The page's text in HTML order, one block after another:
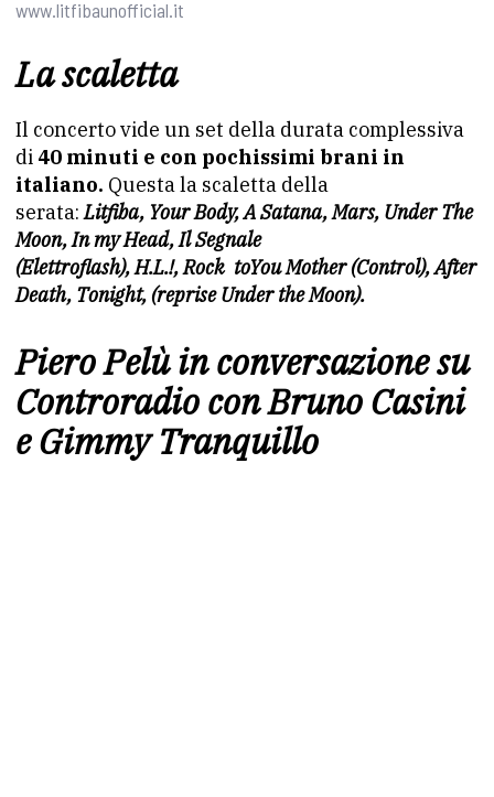
www.litfibaunofficial.it
La scaletta
Il concerto vide un set della durata complessiva
di 40 minuti e con pochissimi brani in
italiano. Questa la scaletta della
serata:Litfiba, Your Body, A Satana, Mars, Under The
Moon, In my Head, Il Segnale
(Elettroflash), H.L.!, Rock toYou Mother (Control), After
Death, Tonight, (reprise Under the Moon).
Piero Pelù in conversazione su
Controradio con Bruno Casini
e Gimmy Tranquillo